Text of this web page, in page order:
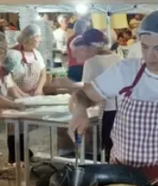
SANITÀ
AMBIENTE
SOCIETÀ
CULTURA
ECONOMIA E LAVORO